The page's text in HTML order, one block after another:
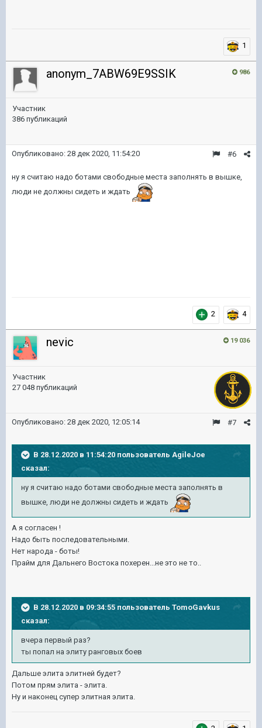
1
986
anonym_7ABW69E9SSIK
Участник
386 публикаций
#6
Опубликовано: 28 дек 2020, 11:54:20
ну я считаю надо ботами свободные места заполнять в вышке,
люди не должны сидеть и ждать
2 4
19 036
nevic
Участник
27 048 публикаций
#7
Опубликовано: 28 дек 2020, 12:05:14
В 28.12.2020 в 11:54:20 пользователь AgileJoe
сказал:
ну я считаю надо ботами свободные места заполнять в
вышке, люди не должны сидеть и ждать
А я согласен !
Надо быть последовательными.
Нет народа - боты!
Прайм для Дальнего Востока похерен...не это не то..
В 28.12.2020 в 09:34:55 пользователь TomoGavkus
сказал:
вчера первый раз?
ты попал на элиту ранговых боев
Дальше элита элитней будет?
Потом прям элита - элита.
Ну и наконец супер элитная элита.